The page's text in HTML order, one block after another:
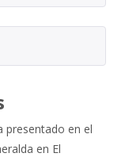
presentado en el
en El